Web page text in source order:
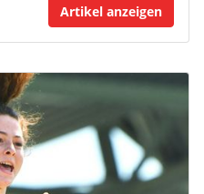
Artikel anzeigen